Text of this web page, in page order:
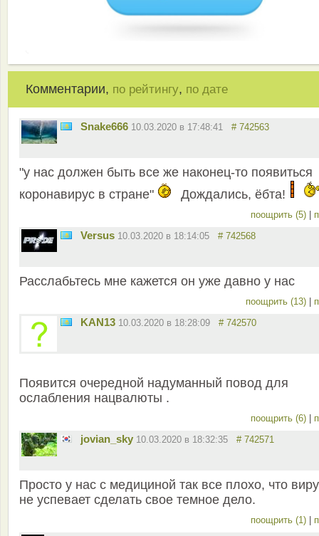
Комментарии, по рейтингу, по дате
Snake666 10.03.2020 в 17:48:41 # 742563
"у нас должен быть все же наконец-то появиться
коронавирус в стране"
Дождались, ёбта!
поощрить (5)
Versus 10.03.2020 в 18:14:05 # 742568
Расслабьтесь мне кажется он уже давно у нас
поощрить (13)
KAN13 10.03.2020 в 18:28:09 # 742570
Появится очередной надуманный повод для
ослабления нацвалюты .
поощрить (6)
jovian_sky 10.03.2020 в 18:32:35 # 742571
Просто у нас с медициной так все плохо, что
не успевает сделать свое темное дело.
поощрить (1)